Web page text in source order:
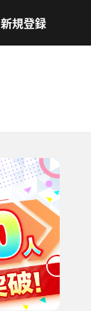
新規登録